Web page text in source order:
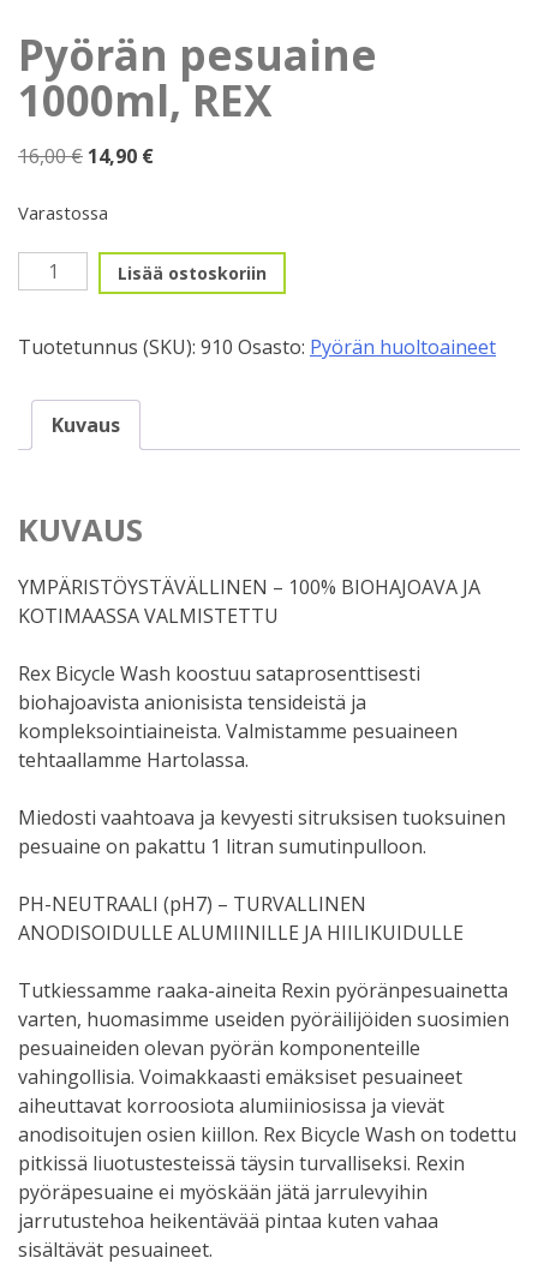
Pyörän pesuaine
1000ml, REX
16,00€ Alkuperäinen
oli:
14,90 €Nykyinen
Varastossa
Pyörän
pesuaine
REX
Lisää ostoskoriin
Tuotetunnus (SKU): 910 Osasto: Pyörän huoltoaineet
Kuvaus
KUVAUS
YMPÄRISTÖYSTÄVÄLLINEN – 100% BIOHAJOAVA JA
KOTIMAASSA VALMISTETTU
Rex Bicycle Wash koostuu sataprosenttisesti
biohajoavista anionisista tensideistä ja
kompleksointiaineista. Valmistamme pesuaineen
tehtaallamme Hartolassa.
Miedosti vaahtoava ja kevyesti sitruksisen tuoksuinen
pesuaine on pakattu 1 litran sumutinpulloon.
PH-NEUTRAALI (pH7) – TURVALLINEN
ANODISOIDULLE ALUMIINILLE JA HIILIKUIDULLE
Tutkiessamme raaka-aineita Rexin pyöränpesuainetta
varten, huomasimme useiden pyöräilijöiden suosimien
pesuaineiden olevan pyörän komponenteille
vahingollisia. Voimakkaasti emäksiset pesuaineet
aiheuttavat korroosiota alumiiniosissa ja vievät
anodisoitujen osien kiillon. Rex Bicycle Wash on todettu
pitkissä liuotustesteissä täysin turvalliseksi. Rexin
pyöräpesuaine ei myöskään jätä jarrulevyihin
jarrutustehoa heikentävää pintaa kuten vahaa
sisältävät pesuaineet.